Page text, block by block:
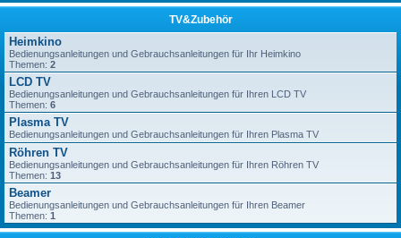
TV&Zubehör
Heimkino
Bedienungsanleitungen und Gebrauchsanleitungen für Ihr Heimkino
Themen: 2
LCD TV
Bedienungsanleitungen und Gebrauchsanleitungen für Ihren LCD TV
Themen: 6
Plasma TV
Bedienungsanleitungen und Gebrauchsanleitungen für Ihren Plasma TV
Röhren TV
Bedienungsanleitungen und Gebrauchsanleitungen für Ihren Röhren TV
Themen: 13
Beamer
Bedienungsanleitungen und Gebrauchsanleitungen für Ihren Beamer
Themen: 1